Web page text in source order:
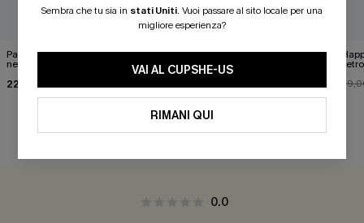
Pareo midi con lacci laterali
neri
22,00 €
Top monospalla e bikini
hipster Hazy Tenderness
Flower
Release
lacci sul
0.0
Sembra che tu sia in stati Uniti. Vuoi passare al sito locale per una
migliore esperienza?
VAI AL CUPSHE-US
RIMANI QUI